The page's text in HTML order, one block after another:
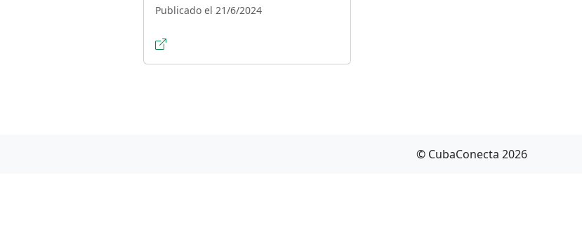
Publicado el 21/6/2024
© CubaConecta 2026